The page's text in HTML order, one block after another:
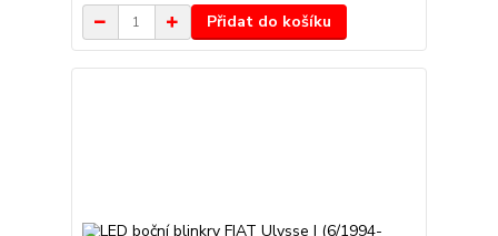
Přidat do košíku